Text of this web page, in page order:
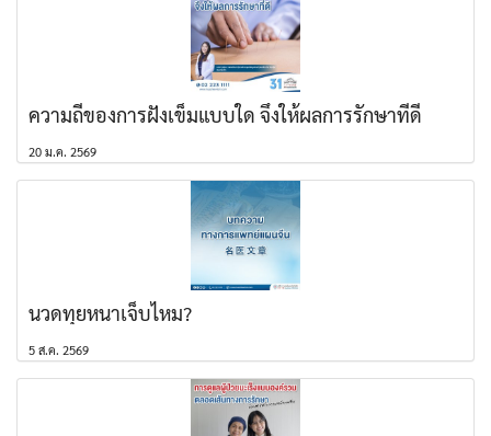
ความถี่ของการฝังเข็มแบบใด จึงให้ผลการรักษาที่ดี
20 ม.ค. 2569
นวดทุยหนาเจ็บไหม?
5 ส.ค. 2569